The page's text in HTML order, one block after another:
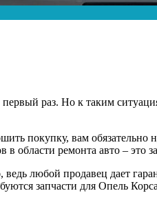
раз. Но к таким
покупку, вам обязательно
области ремонта авто – это
любой продавец дает
запчасти для Опель